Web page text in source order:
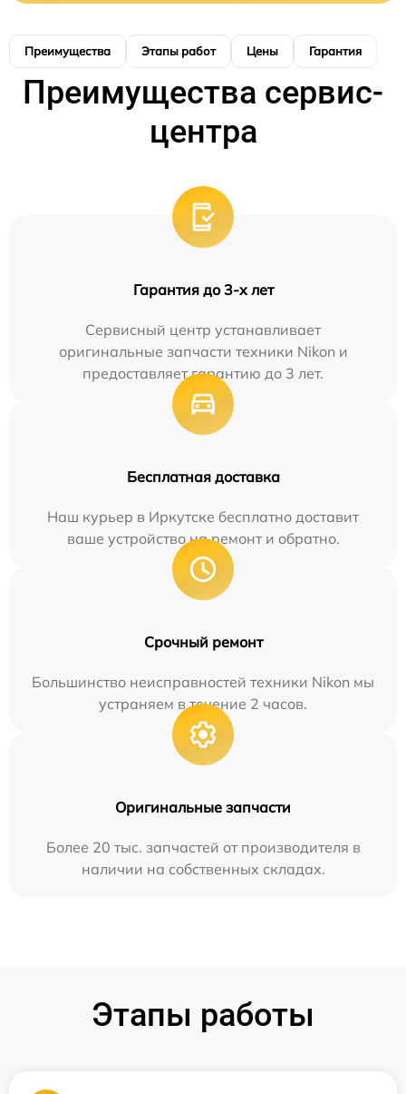
Преимущества Этапы работ Цены Гарантия
Преимущества сервис-
центра
Гарантия до 3-х лет
Сервисный центр устанавливает
оригинальные запчасти техники Nikon и
предоставляет гарантию до 3 лет.
Бесплатная доставка
Наш курьер в Иркутске бесплатно доставит
ваше устройство на ремонт и обратно.
Срочный ремонт
Большинство неисправностей техники Nikon мы
устраняем в течение 2 часов.
Оригинальные запчасти
Более 20 тыс. запчастей от производителя в
наличии на собственных складах.
Этапы работы